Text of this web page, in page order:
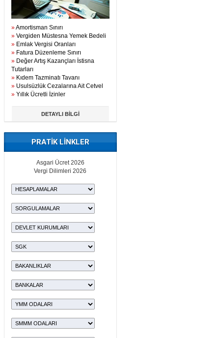
»Amortisman Sınırı
» Vergiden Müstesna Yemek Bedeli
» Emlak Vergisi Oranları
» Fatura Düzenleme Sınırı
» Değer Artış Kazançları İstisna
Tutarları
» Kıdem Tazminatı Tavanı
» Usulsüzlük Cezalarına Ait Cetvel
» Yıllık Ücretli İzinler
DETAYLI BİLGİ
PRATİK LİNKLER
Asgari Ücret 2026
Vergi Dilimleri 2026